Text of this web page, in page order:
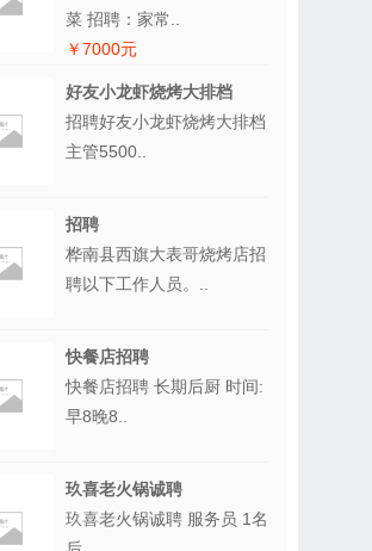
菜 招聘：家常..
￥7000元
好友小龙虾烧烤大排档
招聘好友小龙虾烧烤大排档
主管5500..
招聘
桦南县西旗大表哥烧烤店招
聘以下工作人员。..
快餐店招聘
快餐店招聘 长期后厨 时间:
早8晚8..
玖喜老火锅诚聘
玖喜老火锅诚聘 服务员 1名